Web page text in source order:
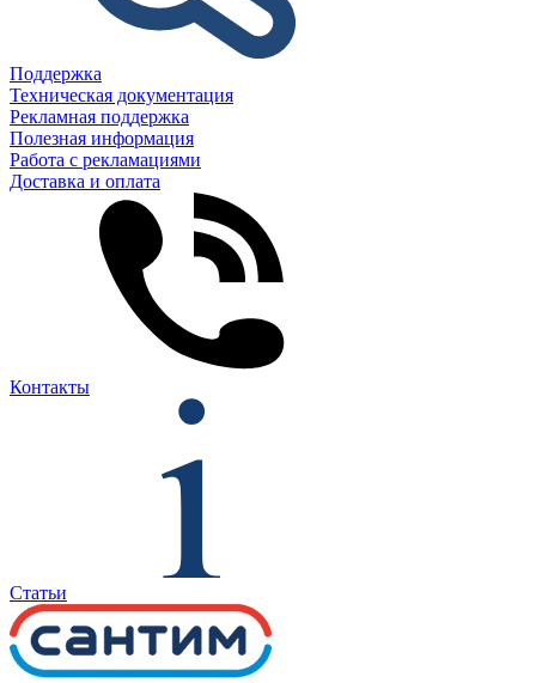
Поддержка
Техническая документация
Рекламная поддержка
Полезная информация
Работа с рекламациями
Доставка и оплата
Контакты
Статьи